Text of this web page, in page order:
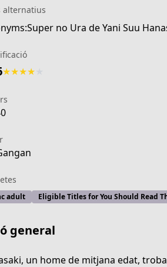
alternatius
★★★★
adult Eligible Titles for You Should Read
general
un home de mitjana edat,